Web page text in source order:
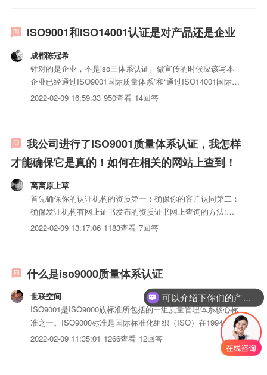
ISO9001和ISO14001认证是对产品还是企业
成都陈冠希
针对的是企业，不是iso三体系认证。做宣传的时候应该写本
企业已经通过ISO9001国际质量体系”和“通过ISO14001国际环
境体系认证”！你那样写，即使不造成纠纷，别人也会人们你
2022-02-09 16:59:33 950查看 14回答
我公司进行了ISO9001质量体系认证，我怎样
才能确保它是真的！如何在相关的网站上查到！
离离原上草
首先确保你的认证机构的资质第一：确保你的客户认同第二：
确保发证机构有网上证书发布的资质证书网上查询的方法:你
是哪家认证机构发证的就是哪家公司的网址在你们的证书上有
2022-02-09 13:17:06 1183查看 7回答
什么是iso9000质量体系认证
世联空间
ISO9001是ISO9000族标准所包括的一组质量管理体系核心标
准之一。ISO9000标准是国际标准化组织（ISO）在1994年提
出的概念，是指“由ISO/Tc176（国际标准化组织质量管理和质
量保证技术委员会）制定的国际标准。ISO9001用于证实组织
2022-02-09 11:35:01 1266查看 12回答
可以介绍下你们的产品么？